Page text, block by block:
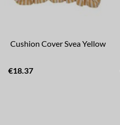
Cushion Cover Svea Yellow
€18.37